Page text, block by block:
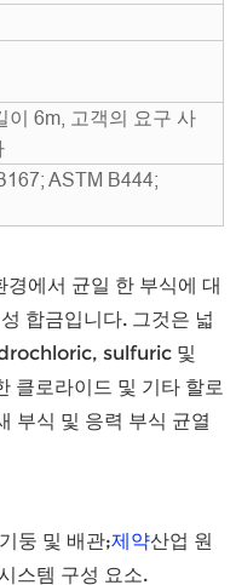
이 6m, 고객의 요구 사
ASTM B444;
에서 균일 한 부식에 대
합금입니다. 그것은 넓
sulfuric 및
로라이드 및 기타 할로
부식 및 응력 부식 균열
둥 및 배관;제약산업 원
스템 구성 요소.